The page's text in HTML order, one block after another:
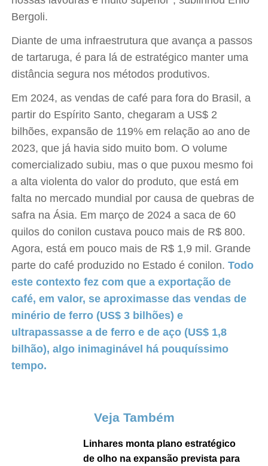
Bergoli.
Diante de uma infraestrutura que avança a passos
de tartaruga, é para lá de estratégico manter uma
distância segura nos métodos produtivos.
Em 2024, as vendas de café para fora do Brasil, a
partir do Espírito Santo, chegaram a US$ 2
bilhões, expansão de 119% em relação ao ano de
2023, que já havia sido muito bom. O volume
comercializado subiu, mas o que puxou mesmo foi
a alta violenta do valor do produto, que está em
falta no mercado mundial por causa de quebras de
safra na Ásia. Em março de 2024 a saca de 60
quilos do conilon custava pouco mais de R$ 800.
Agora, está em pouco mais de R$ 1,9 mil. Grande
parte do café produzido no Estado é conilon.Todo
este contexto fez com que a exportação de
café, em valor, se aproximasse das vendas de
minério de ferro (US$ 3 bilhões) e
ultrapassasse a de ferro e de aço (US$ 1,8
bilhão), algo inimaginável há pouquíssimo
tempo.
Veja Também
Linhares monta plano estratégico
de olho na expansão prevista para